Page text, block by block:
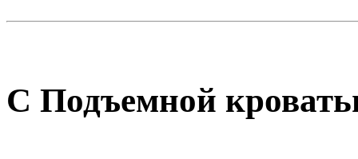
С Подъемной